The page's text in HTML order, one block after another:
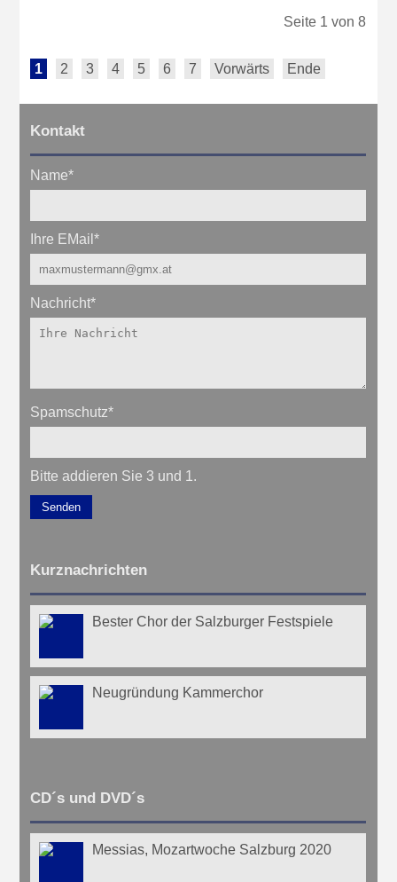
Seite 1 von 8
1 2 3 4 5 6 7 Vorwärts Ende
Kontakt
Name*
Ihre EMail*
Nachricht*
Spamschutz*
Bitte addieren Sie 3 und 1.
Senden
Kurznachrichten
Bester Chor der Salzburger Festspiele
Neugründung Kammerchor
CD´s und DVD´s
Messias, Mozartwoche Salzburg 2020